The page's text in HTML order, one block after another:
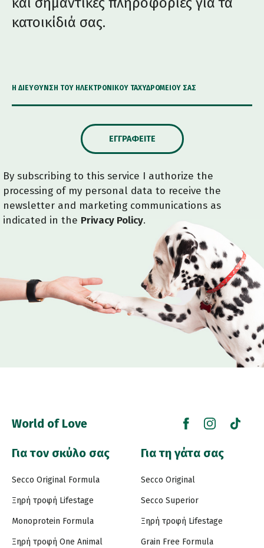
κατοικίδιά σας.
Η ΔΙΕΎΘΥΝΣΗ ΤΟΥ ΗΛΕΚΤΡΟΝΙΚΟΎ ΤΑΧΥΔΡΟΜΕΊΟΥ ΣΑΣ
ΕΓΓΡΑΦΕΊΤΕ
By subscribing to this service I authorize the
processing of my personal data to receive the
newsletter and marketing communications as
indicated in the Privacy Policy.
World of Love
Για τον σκύλο σας
Secco Original Formula
Ξηρή τροφή Lifestage
Monoprotein Formula
Ξηρή τροφή One Animal
Για τη γάτα σας
Secco Original
Secco Superior
Ξηρή τροφή Lifestage
Grain Free Formula